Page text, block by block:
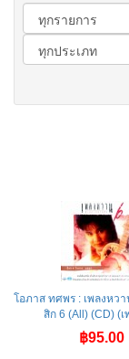
โอภาส ทศพร : เพลงหว
สิก 6 (All) (CD) (เ
฿95.00